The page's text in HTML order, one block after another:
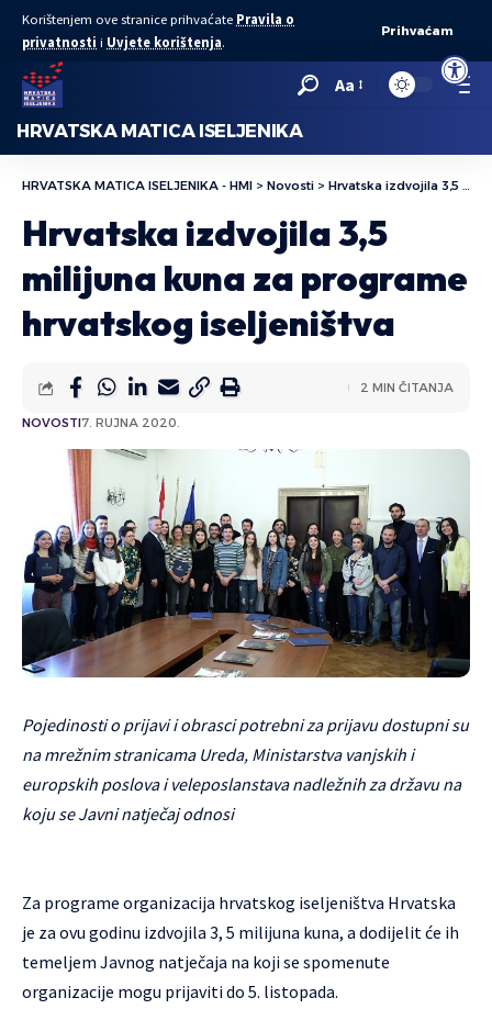
Open
Korištenjem ove stranice prihvaćate Pravila o
privatnosti i Uvjete korištenja.
Prihvaćam
Aa
HRVATSKA MATICA ISELJENIKA
HRVATSKA MATICA ISELJENIKA - HMI > Novosti > Hrvatska izdvojila 3,5 milijuna kuna za programe hrvatskog iseljeništva
Hrvatska izdvojila 3,5
milijuna kuna za programe
hrvatskog iseljeništva
NOVOSTI7. RUJNA 2020.
2 MIN ČITANJA
Pojedinosti o prijavi i obrasci potrebni za prijavu dostupni su
na mrežnim stranicama Ureda, Ministarstva vanjskih i
europskih poslova i veleposlanstava nadležnih za državu na
koju se Javni natječaj odnosi
Za programe organizacija hrvatskog iseljeništva Hrvatska
je za ovu godinu izdvojila 3, 5 milijuna kuna, a dodijelit će ih
temeljem Javnog natječaja na koji se spomenute
organizacije mogu prijaviti do 5. listopada.